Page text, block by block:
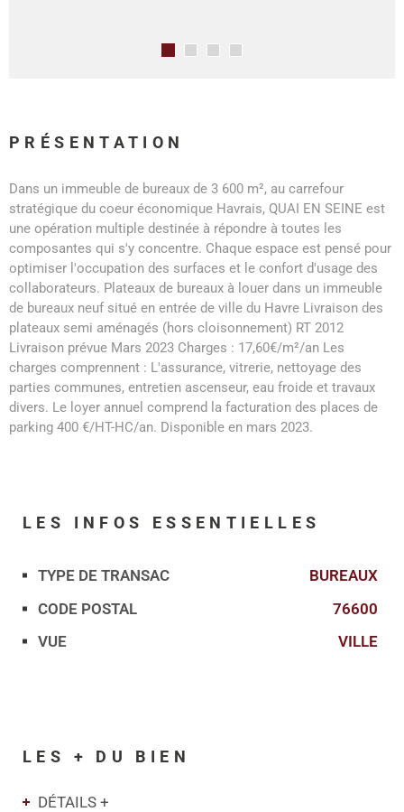
PRÉSENTATION
Dans un immeuble de bureaux de 3 600 m², au carrefour
stratégique du coeur économique Havrais, QUAI EN SEINE est
une opération multiple destinée à répondre à toutes les
composantes qui s'y concentre. Chaque espace est pensé pour
optimiser l'occupation des surfaces et le confort d'usage des
collaborateurs. Plateaux de bureaux à louer dans un immeuble
de bureaux neuf situé en entrée de ville du Havre Livraison des
plateaux semi aménagés (hors cloisonnement) RT 2012
Livraison prévue Mars 2023 Charges : 17,60€/m²/an Les
charges comprennent : L'assurance, vitrerie, nettoyage des
parties communes, entretien ascenseur, eau froide et travaux
divers. Le loyer annuel comprend la facturation des places de
parking 400 €/HT-HC/an. Disponible en mars 2023.
LES INFOS ESSENTIELLES
Caractérisque Valeurs
TYPE DE TRANSAC
BUREAUX
CODE POSTAL
76600
VUE
VILLE
LES + DU BIEN
DÉTAILS +